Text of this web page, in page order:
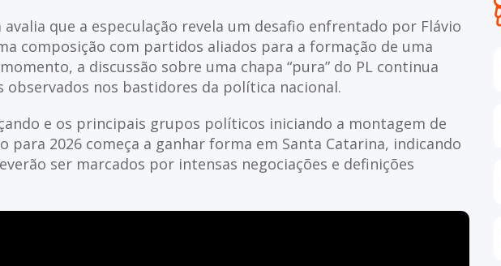
que a especulação revela um desafio enfrentado por Flávio
composição com partidos aliados para a formação de uma
a discussão sobre uma chapa “pura” do PL continua
observados nos bastidores da política nacional.
e os principais grupos políticos iniciando a montagem de
para 2026 começa a ganhar forma em Santa Catarina, indicando
ser marcados por intensas negociações e definições